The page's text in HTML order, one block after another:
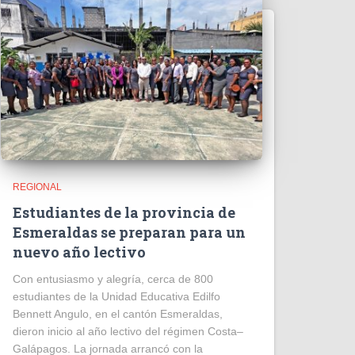
REGIONAL
Estudiantes de la provincia de
Esmeraldas se preparan para un
nuevo año lectivo
Con entusiasmo y alegría, cerca de 800
estudiantes de la Unidad Educativa Edilfo
Bennett Angulo, en el cantón Esmeraldas,
dieron inicio al año lectivo del régimen Costa–
Galápagos. La jornada arrancó con la